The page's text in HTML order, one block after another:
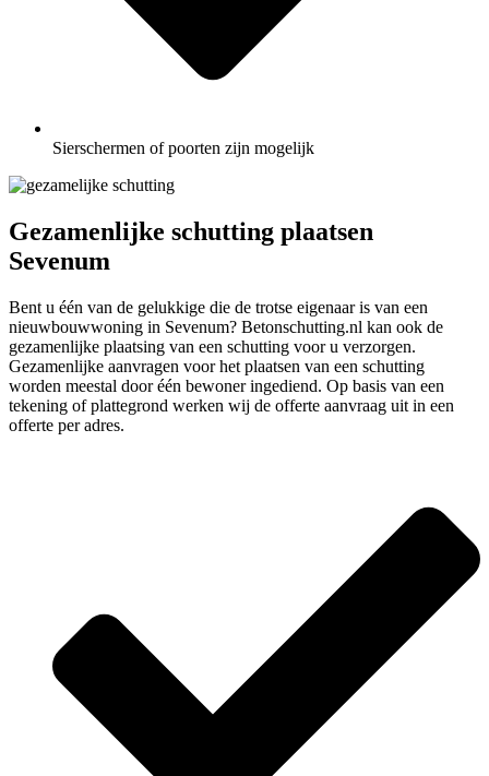
Sierschermen of poorten zijn mogelijk
Gezamenlijke schutting plaatsen
Sevenum
Bent u één van de gelukkige die de trotse eigenaar is van een
nieuwbouwwoning in Sevenum? Betonschutting.nl kan ook de
gezamenlijke plaatsing van een schutting voor u verzorgen.
Gezamenlijke aanvragen voor het plaatsen van een schutting
worden meestal door één bewoner ingediend. Op basis van een
tekening of plattegrond werken wij de offerte aanvraag uit in een
offerte per adres.